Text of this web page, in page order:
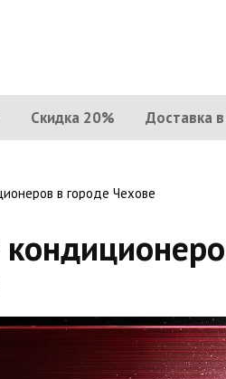
Скидка 20% Доставка
в городе Чехове